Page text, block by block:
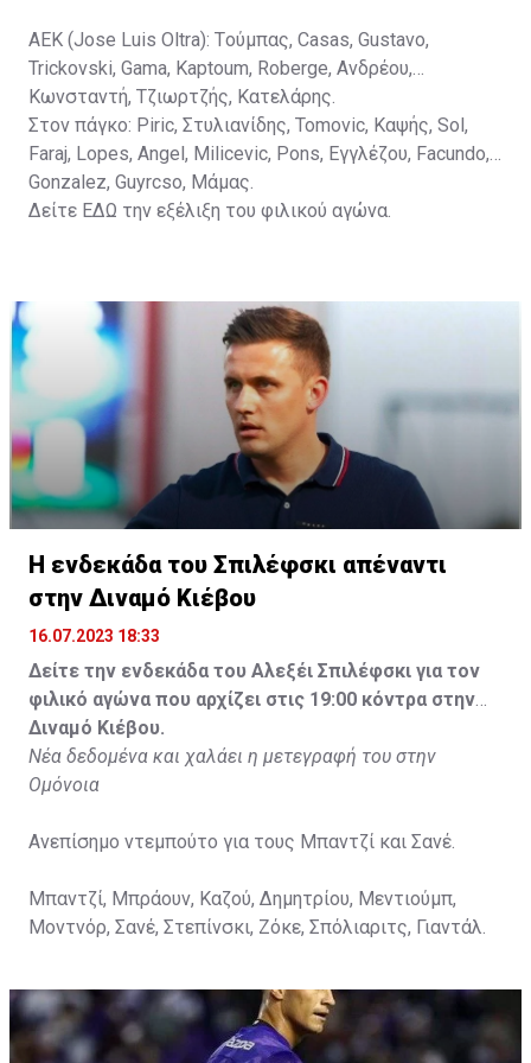
ΑΕΚ (Jose Luis Oltra): Tούμπας, Casas, Gustavo,
Trickovski, Gama, Κaptoum, Roberge, Aνδρέου,
Κωνσταντή, Τζιωρτζής, Κατελάρης.
Στον πάγκο: Piric, Στυλιανίδης, Tomovic, Καψής, Sol,
Faraj, Lopes, Angel, Milicevic, Pons, Εγγλέζου, Facundo,
Gonzalez, Guyrcso, Μάμας.
Δείτε ΕΔΩ την εξέλιξη του φιλικού αγώνα.
Η ενδεκάδα του Σπιλέφσκι απέναντι
στην Διναμό Κιέβου
16.07.2023 18:33
Δείτε την ενδεκάδα του Αλεξέι Σπιλέφσκι για τον
φιλικό αγώνα που αρχίζει στις 19:00 κόντρα στην
Διναμό Κιέβου.
Νέα δεδομένα και χαλάει η μετεγραφή του στην
Ομόνοια
Ανεπίσημο ντεμπούτο για τους Μπαντζί και Σανέ.
Μπαντζί, Μπράουν, Καζού, Δημητρίου, Μεντιούμπ,
Μοντνόρ, Σανέ, Στεπίνσκι, Ζόκε, Σπόλιαριτς, Γιαντάλ.